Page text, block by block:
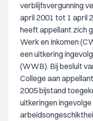
verblijfsvergunning
april 2001 tot 1 april
heeft appellant zich
Werk en Inkomen
een uitkering
(WWB). Bij besluit
College aan
2005 bijstand
uitkeringen